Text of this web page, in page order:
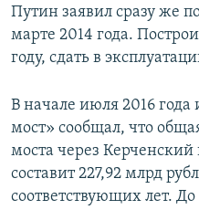
Путин заявил сразу же
марте 2014 года.
году, сдать в
В начале июля 2016
мост» сообщал, что
моста через
составит 227,92 млрд
соответствующих лет. До